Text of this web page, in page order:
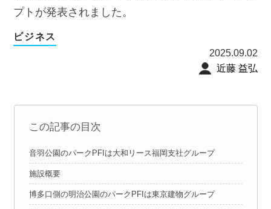
プトが発表されました。
ビジネス
2025.09.02
近藤 益弘
この記事の目次
音羽公園のパークPFIは大和リース福岡支社グループ
施設概要
博多口側の明治公園のパークPFIは東京建物グループ